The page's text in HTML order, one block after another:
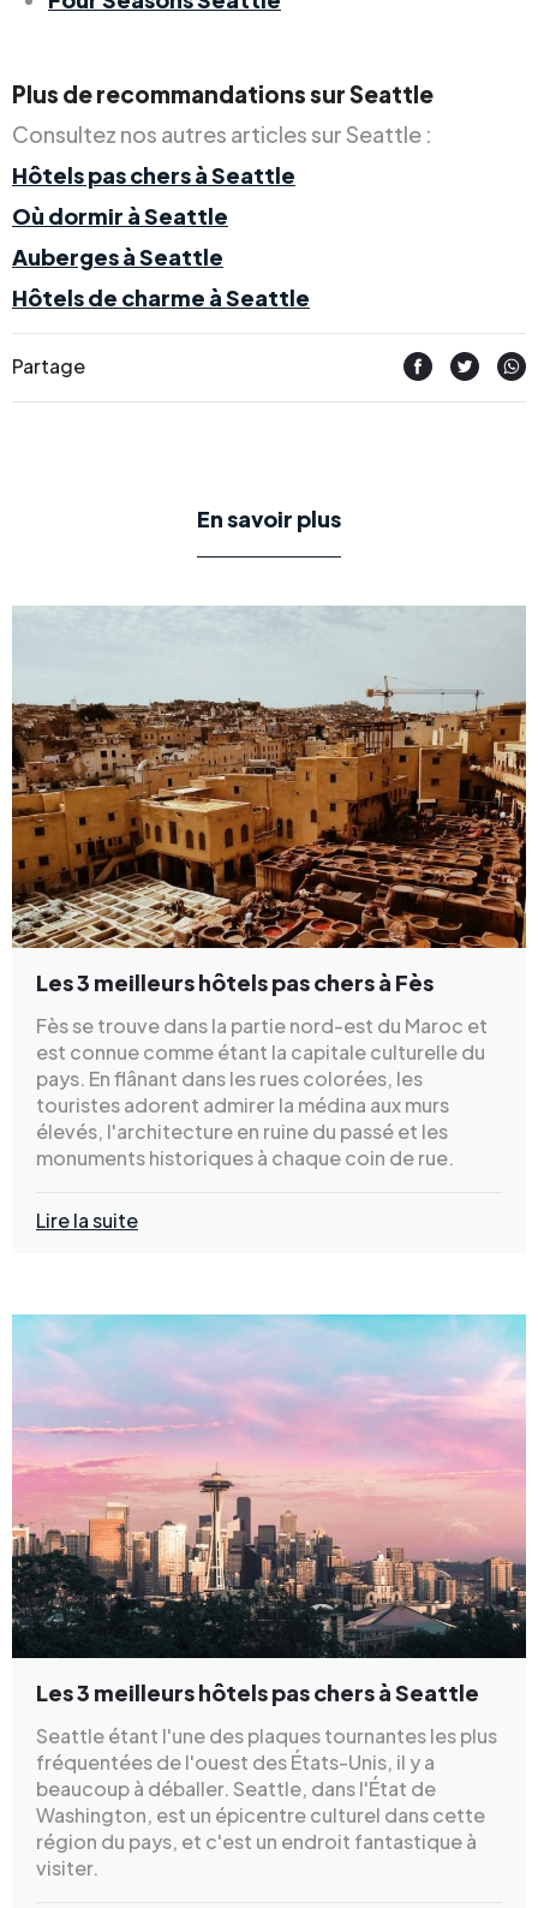
Plus de recommandations sur Seattle
Consultez nos autres articles sur Seattle :
Hôtels pas chers à Seattle
Où dormir à Seattle
Auberges à Seattle
Hôtels de charme à Seattle
Partage
En savoir plus
Les 3 meilleurs hôtels pas chers à Fès
Fès se trouve dans la partie nord-est du Maroc et
est connue comme étant la capitale culturelle du
pays. En flânant dans les rues colorées, les
touristes adorent admirer la médina aux murs
élevés, l'architecture en ruine du passé et les
monuments historiques à chaque coin de rue.
Lire la suite
Les 3 meilleurs hôtels pas chers à Seattle
Seattle étant l'une des plaques tournantes les plus
fréquentées de l'ouest des États-Unis, il y a
beaucoup à déballer. Seattle, dans l'État de
Washington, est un épicentre culturel dans cette
région du pays, et c'est un endroit fantastique à
visiter.